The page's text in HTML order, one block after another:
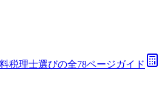
税理士選びの全78ページガイド